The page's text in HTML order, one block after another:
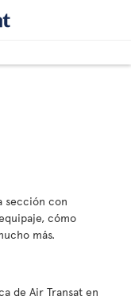
sección con
cómo
más.
de Air Transat en